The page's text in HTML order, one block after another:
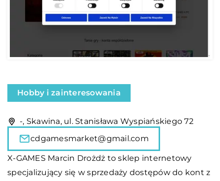
Hobby i zainteresowania
-, Skawina, ul. Stanisława Wyspiańskiego 72
cdgamesmarket@gmail.com
X-GAMES Marcin Drożdż to sklep internetowy
specjalizujący się w sprzedaży dostępów do kont z